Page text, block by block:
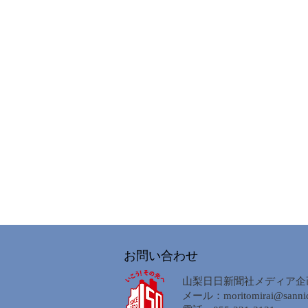
お問い合わせ
山梨日日新聞社メディア企
メール：